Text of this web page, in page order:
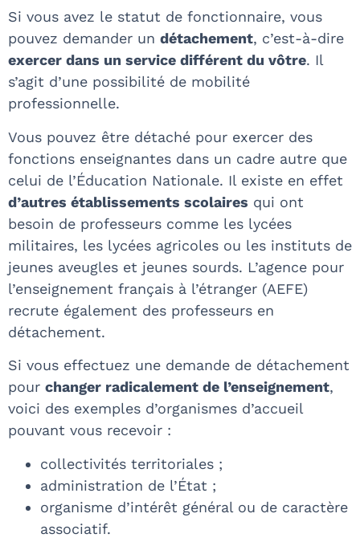
Si vous avez le statut de fonctionnaire, vous
pouvez demander un détachement, c’est-à-dire
exercer dans un service différent du vôtre. Il
s’agit d’une possibilité de mobilité
professionnelle.
Vous pouvez être détaché pour exercer des
fonctions enseignantes dans un cadre autre que
celui de l’Éducation Nationale. Il existe en effet
d’autres établissements scolaires qui ont
besoin de professeurs comme les lycées
militaires, les lycées agricoles ou les instituts de
jeunes aveugles et jeunes sourds. L’agence pour
l’enseignement français à l’étranger (AEFE)
recrute également des professeurs en
détachement.
Si vous effectuez une demande de détachement
pour changer radicalement de l’enseignement,
voici des exemples d’organismes d’accueil
pouvant vous recevoir :
collectivités territoriales ;
administration de l’État ;
organisme d’intérêt général ou de caractère
associatif.